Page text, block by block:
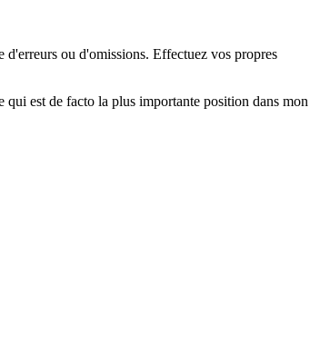
d'erreurs ou d'omissions. Effectuez vos propres
qui est de facto la plus importante position dans mon